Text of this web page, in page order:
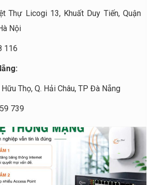
Thự Licogi 13, Khuất Duy Tiến, Quận
Nội
116
Thọ, Q. Hải Châu, TP Đà Nẵng
739